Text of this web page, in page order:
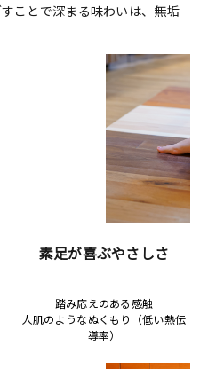
ことで深まる味わいは、無垢
素足が喜ぶやさしさ
踏み応えのある感触
人肌のようなぬくもり（低い熱伝
導率）